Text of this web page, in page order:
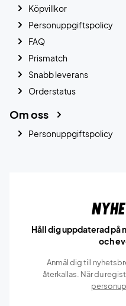
Köpvillkor
Personuppgiftspolicy
FAQ
Prismatch
Snabb leverans
Orderstatus
Om oss
Personuppgiftspolicy
Håll dig uppdaterad på
och
Anmäl dig till
återkallas. När du